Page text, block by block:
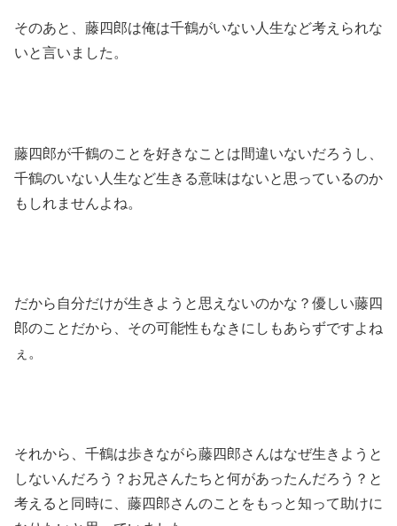
そのあと、藤四郎は俺は千鶴がいない人生など考えられな
いと言いました。
藤四郎が千鶴のことを好きなことは間違いないだろうし、
千鶴のいない人生など生きる意味はないと思っているのか
もしれませんよね。
だから自分だけが生きようと思えないのかな？優しい藤四
郎のことだから、その可能性もなきにしもあらずですよね
ぇ。
それから、千鶴は歩きながら藤四郎さんはなぜ生きようと
しないんだろう？お兄さんたちと何があったんだろう？と
考えると同時に、藤四郎さんのことをもっと知って助けに